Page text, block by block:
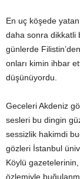
En uç köşede yatan
daha sonra dikkatli
günlerde
onları kimin ihbar
düşünüyordu.
Geceleri Akdeniz
sesleri bu dingin
sessizlik hakimdi
gözleri İstanbul
Köylü
özlemiyle